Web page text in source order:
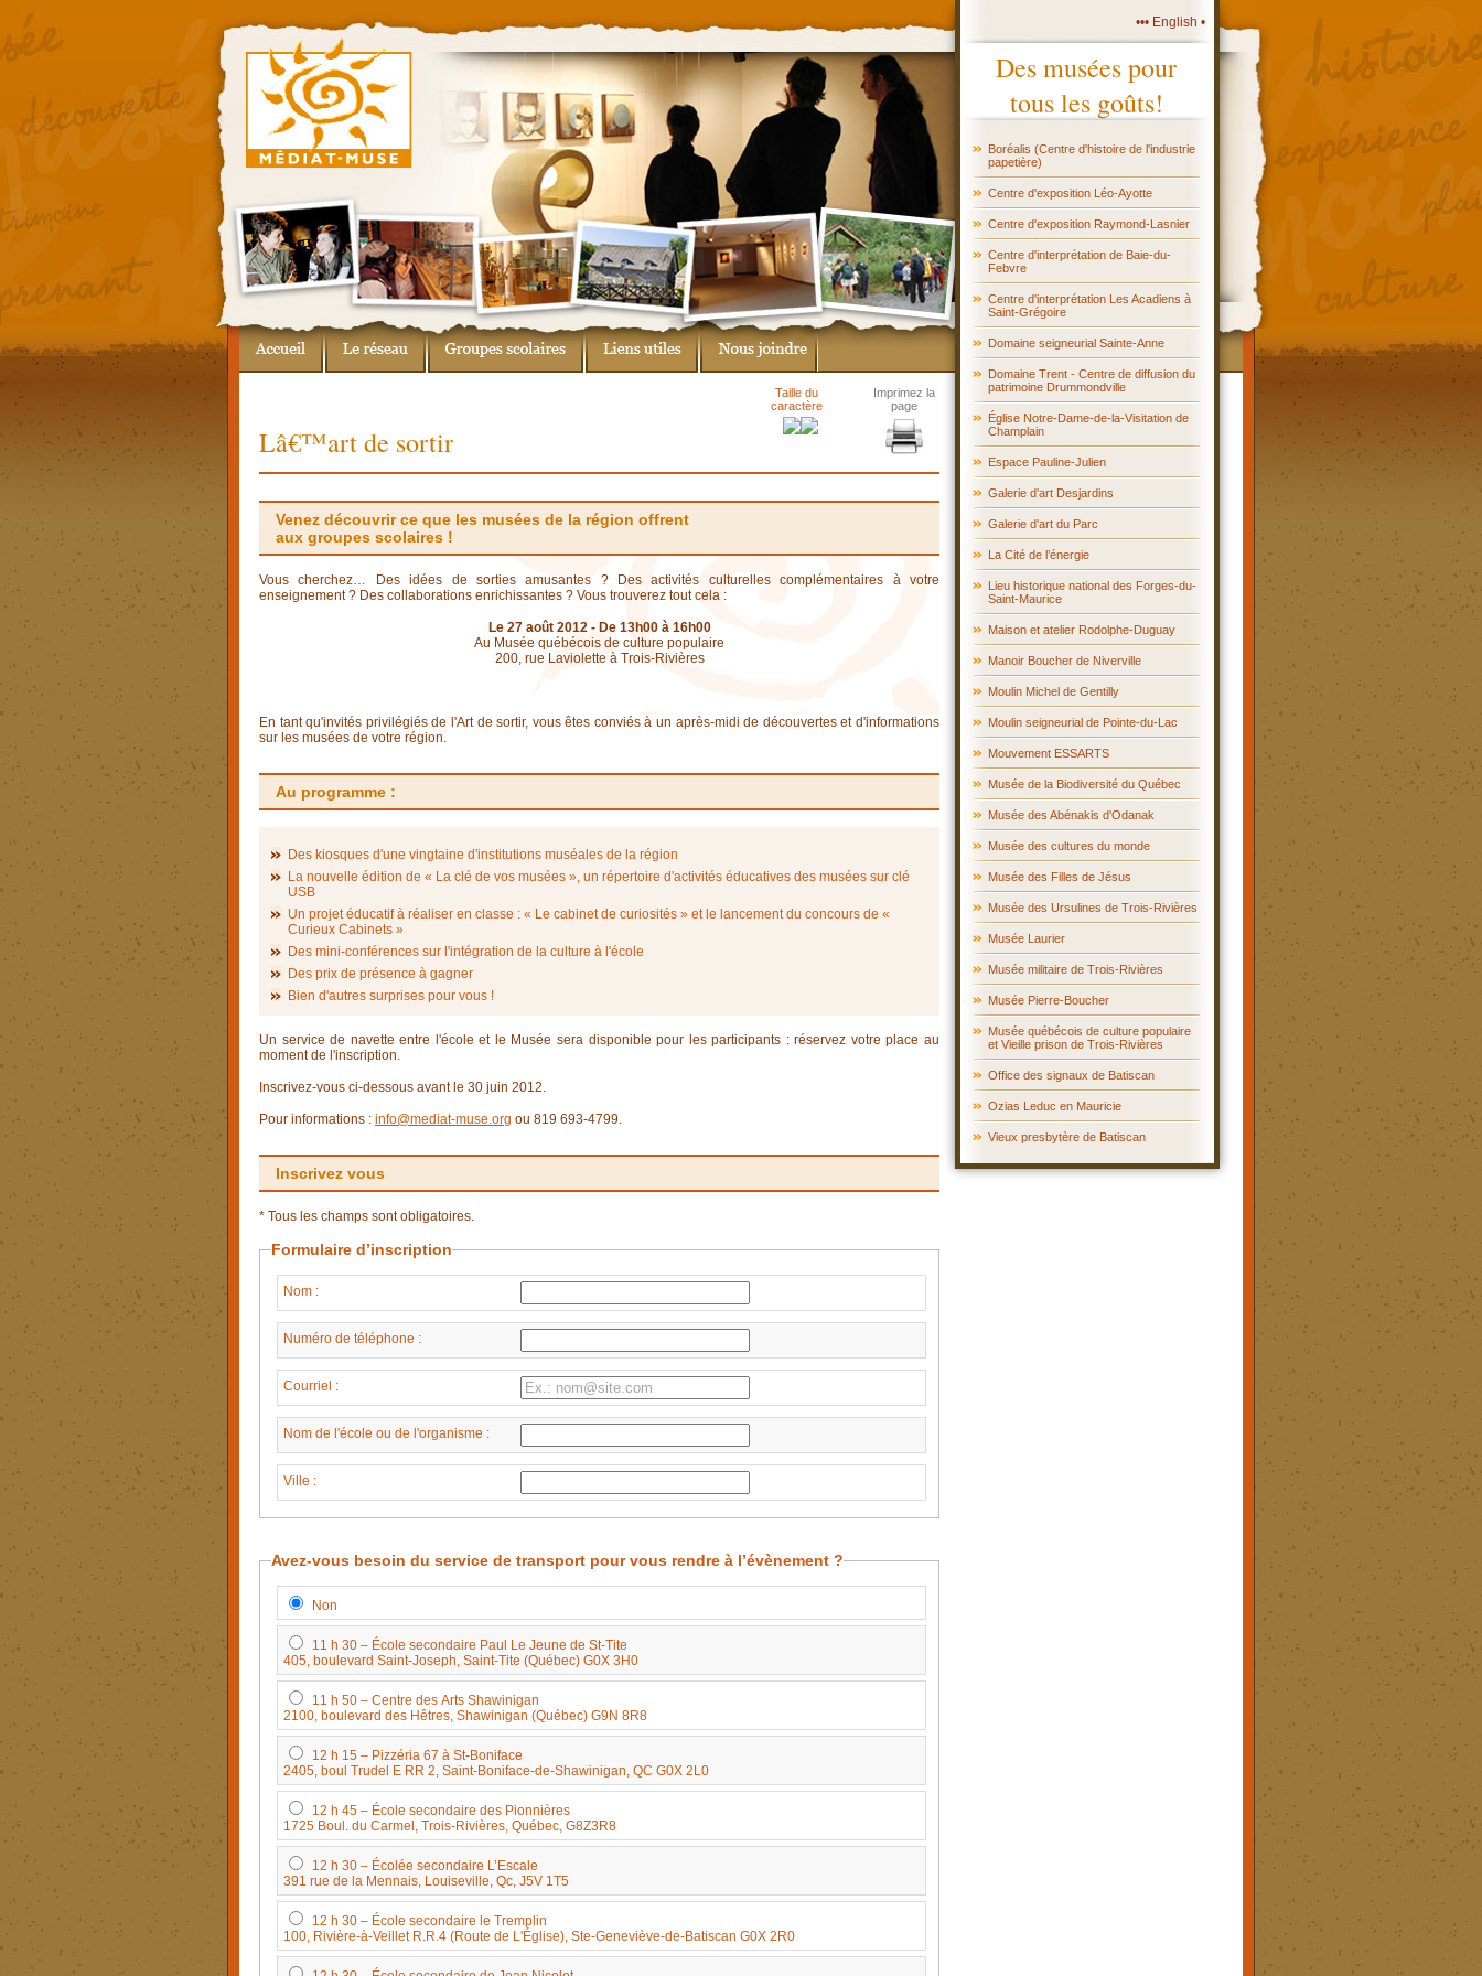
••• English •
Des musées pour
tous les goûts!
Boréalis (Centre d'histoire de l'industrie
papetière)
Centre d'exposition Léo-Ayotte
Centre d'exposition Raymond-Lasnier
Centre d'interprétation de Baie-du-
Febvre
Centre d'interprétation Les Acadiens à
Saint-Grégoire
Domaine seigneurial Sainte-Anne
Domaine Trent - Centre de diffusion du
patrimoine Drummondville
Église Notre-Dame-de-la-Visitation de
Champlain
Espace Pauline-Julien
Galerie d'art Desjardins
Galerie d'art du Parc
La Cité de l’énergie
Lieu historique national des Forges-du-
Saint-Maurice
Maison et atelier Rodolphe-Duguay
Manoir Boucher de Niverville
Moulin Michel de Gentilly
Moulin seigneurial de Pointe-du-Lac
Mouvement ESSARTS
Musée de la Biodiversité du Québec
Musée des Abénakis d'Odanak
Musée des cultures du monde
Musée des Filles de Jésus
Musée des Ursulines de Trois-Rivières
Musée Laurier
Musée militaire de Trois-Rivières
Musée Pierre-Boucher
Musée québécois de culture populaire
et Vieille prison de Trois-Rivières
Office des signaux de Batiscan
Ozias Leduc en Mauricie
Vieux presbytère de Batiscan
Imprimez la
page
Taille du
caractère
Lâ€™art de sortir
Venez découvrir ce que les musées de la région offrent
aux groupes scolaires !
Vous cherchez… Des idées de sorties amusantes ? Des activités culturelles complémentaires à votre
enseignement ? Des collaborations enrichissantes ? Vous trouverez tout cela :
Le 27 août 2012 - De 13h00 à 16h00
Au Musée québécois de culture populaire
200, rue Laviolette à Trois-Rivières
En tant qu'invités privilégiés de l'Art de sortir, vous êtes conviés à un après-midi de découvertes et d'informations
sur les musées de votre région.
Au programme :
Des kiosques d'une vingtaine d'institutions muséales de la région
La nouvelle édition de « La clé de vos musées », un répertoire d'activités éducatives des musées sur clé
USB
Un projet éducatif à réaliser en classe : « Le cabinet de curiosités » et le lancement du concours de «
Curieux Cabinets »
Des mini-conférences sur l'intégration de la culture à l'école
Des prix de présence à gagner
Bien d'autres surprises pour vous !
Un service de navette entre l'école et le Musée sera disponible pour les participants : réservez votre place au
moment de l'inscription.
Inscrivez-vous ci-dessous avant le 30 juin 2012.
Pour informations : info@mediat-muse.org ou 819 693-4799.
Inscrivez vous
* Tous les champs sont obligatoires.
Formulaire d’inscription
Nom :
Numéro de téléphone :
Courriel :
Nom de l'école ou de l'organisme :
Ville :
Avez-vous besoin du service de transport pour vous rendre à l’évènement ?
Non
11 h 30 – École secondaire Paul Le Jeune de St-Tite
405, boulevard Saint-Joseph, Saint-Tite (Québec) G0X 3H0
11 h 50 – Centre des Arts Shawinigan
2100, boulevard des Hêtres, Shawinigan (Québec) G9N 8R8
12 h 15 – Pizzéria 67 à St-Boniface
2405, boul Trudel E RR 2, Saint-Boniface-de-Shawinigan, QC G0X 2L0
12 h 45 – École secondaire des Pionnières
1725 Boul. du Carmel, Trois-Rivières, Québec, G8Z3R8
12 h 30 – Écolée secondaire L’Escale
391 rue de la Mennais, Louiseville, Qc, J5V 1T5
12 h 30 – École secondaire le Tremplin
100, Rivière-à-Veillet R.R.4 (Route de L'Église), Ste-Geneviève-de-Batiscan G0X 2R0